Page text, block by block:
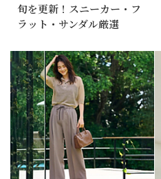
旬を更新！スニーカー・フ
ラット・サンダル厳選